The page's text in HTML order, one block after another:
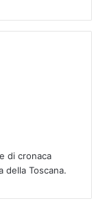
di cronaca
della Toscana.